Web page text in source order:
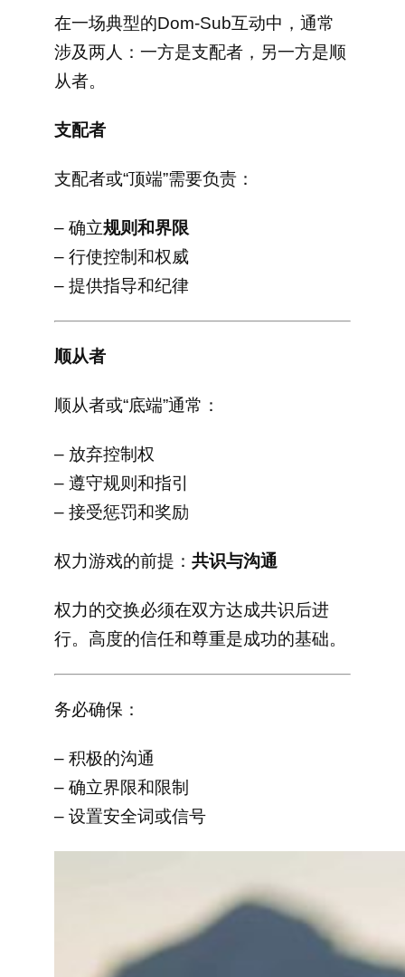
在一场典型的Dom-Sub互动中，通常
涉及两人：一方是支配者，另一方是顺
从者。
支配者
支配者或“顶端”需要负责：
– 确立规则和界限
– 行使控制和权威
– 提供指导和纪律
顺从者
顺从者或“底端”通常：
– 放弃控制权
– 遵守规则和指引
– 接受惩罚和奖励
权力游戏的前提： 共识与沟通
权力的交换必须在双方达成共识后进
行。高度的信任和尊重是成功的基础。
务必确保：
– 积极的沟通
– 确立界限和限制
– 设置安全词或信号